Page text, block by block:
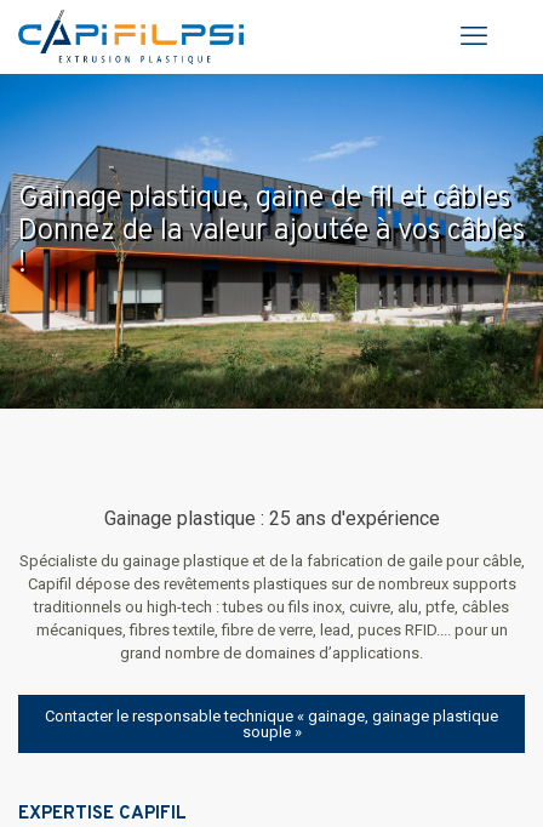
Gainage plastique, gaine de fil et câbles
Donnez de la valeur ajoutée à vos câbles
!
Gainage plastique : 25 ans d'expérience
Spécialiste du gainage plastique et de la fabrication de gaile pour câble,
Capifil dépose des revêtements plastiques sur de nombreux supports
traditionnels ou high-tech : tubes ou fils inox, cuivre, alu, ptfe, câbles
mécaniques, fibres textile, fibre de verre, lead, puces RFID.... pour un
grand nombre de domaines d’applications.
Contacter le responsable technique « gainage, gainage plastique
souple »
EXPERTISE CAPIFIL